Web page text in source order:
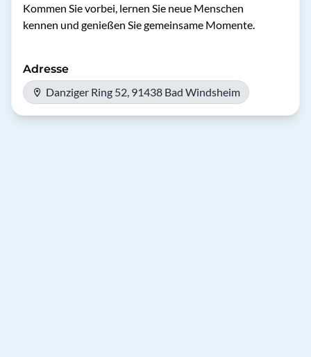
Kommen Sie vorbei, lernen Sie neue Menschen
kennen und genießen Sie gemeinsame Momente.
Adresse
Danziger Ring 52, 91438 Bad Windsheim